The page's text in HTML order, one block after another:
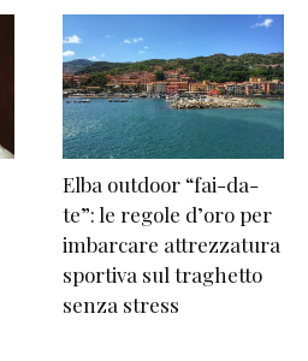
Elba outdoor “fai-da-
te”: le regole d’oro per
imbarcare attrezzatura
sportiva sul traghetto
senza stress